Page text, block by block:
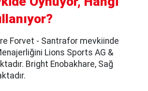
Forvet - Santrafor mevkiinde
Lions Sports AG &
Bright Enobakhare, Sağ